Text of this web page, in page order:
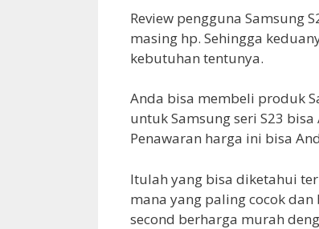
Review pengguna Samsung
masing hp. Sehingga
kebutuhan tentunya.
Anda bisa membeli produk
untuk Samsung seri S23
Penawaran harga ini bisa
Itulah yang bisa diketahui
mana yang paling cocok
second berharga murah